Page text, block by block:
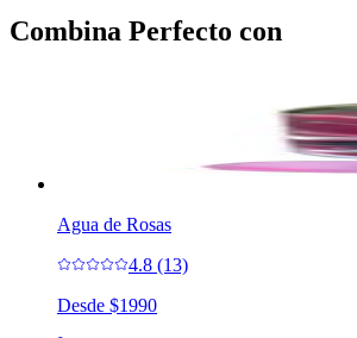
Combina Perfecto con
Agua de Rosas
4.8 (13)
Desde $1990